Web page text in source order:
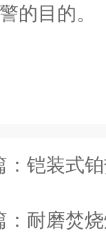
的目的。
铠装式
耐磨焚